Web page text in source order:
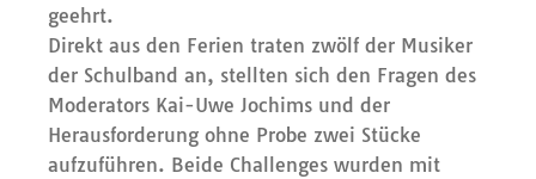
geehrt.
Direkt aus den Ferien traten zwölf der Musiker
der Schulband an, stellten sich den Fragen des
Moderators Kai-Uwe Jochims und der
Herausforderung ohne Probe zwei Stücke
aufzuführen. Beide Challenges wurden mit